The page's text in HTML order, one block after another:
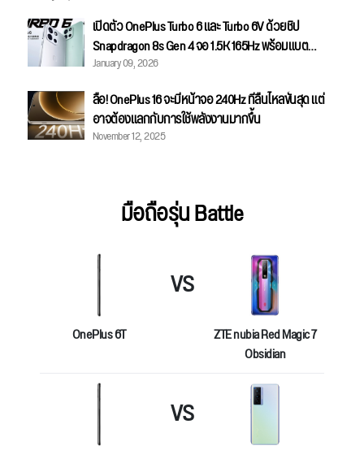
เปิดตัว OnePlus Turbo 6 และ Turbo 6V ด้วยชิป
Snapdragon 8s Gen 4 จอ 1.5K 165Hz พร้อมแบต
9000mAh!
January 09, 2026
ลือ! OnePlus 16 จะมีหน้าจอ 240Hz ที่ลื่นไหลขั้นสุด แต่
อาจต้องแลกกับการใช้พลังงานมากขึ้น
November 12, 2025
มือถือรุ่น Battle
OnePlus 6T
VS
ZTE nubia Red Magic 7
Obsidian
VS